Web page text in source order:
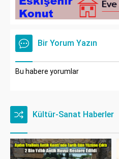
Bir Yorum Yazın
Bu habere yorumlar
Kültür-Sanat Haberler